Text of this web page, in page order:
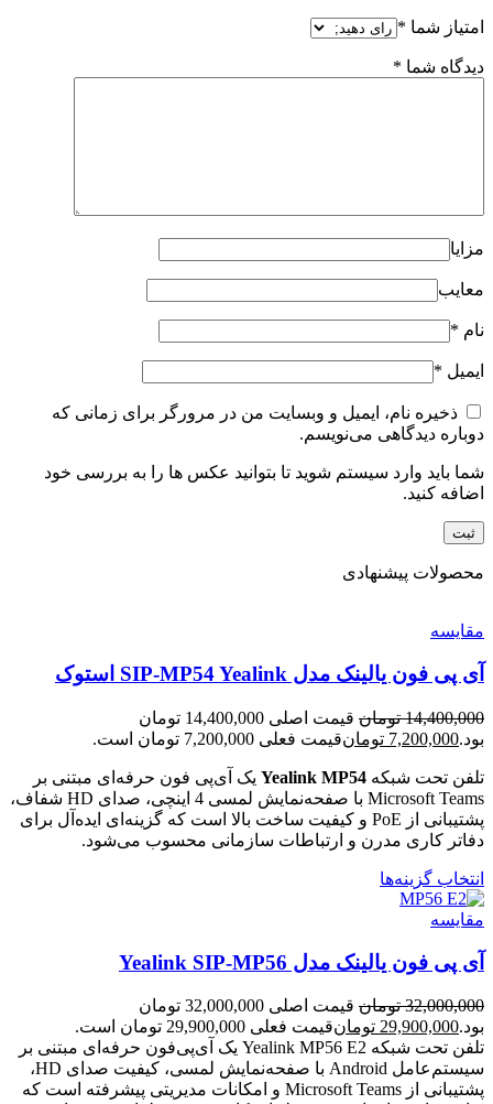
امتیاز شما *
دیدگاه شما *
مزایا
معایب
نام *
ایمیل *
ذخیره نام، ایمیل و وبسایت من در مرورگر برای زمانی که
دوباره دیدگاهی می‌نویسم.
شما باید وارد سیستم شوید تا بتوانید عکس ها را به بررسی خود
اضافه کنید.
محصولات پیشنهادی
مقایسه
آی پی فون یالینک مدل SIP-MP54 Yealink استوک
14,400,000 تومان
قیمت اصلی 14,400,000 تومان
بود.7,200,000 تومانقیمت فعلی 7,200,000 تومان است.
تلفن تحت شبکه Yealink MP54 یک آی‌پی فون حرفه‌ای مبتنی بر
Microsoft Teams با صفحه‌نمایش لمسی 4 اینچی، صدای HD شفاف،
پشتیبانی از PoE و کیفیت ساخت بالا است که گزینه‌ای ایده‌آل برای
دفاتر کاری مدرن و ارتباطات سازمانی محسوب می‌شود.
انتخاب گزینه‌ها
مقایسه
آی پی فون یالینک مدل Yealink SIP-MP56
32,000,000 تومان
قیمت اصلی 32,000,000 تومان
بود.29,900,000 تومانقیمت فعلی 29,900,000 تومان است.
تلفن تحت شبکه Yealink MP56 E2 یک آی‌پی‌فون حرفه‌ای مبتنی بر
سیستم‌عامل Android با صفحه‌نمایش لمسی، کیفیت صدای HD،
پشتیبانی از Microsoft Teams و امکانات مدیریتی پیشرفته است که